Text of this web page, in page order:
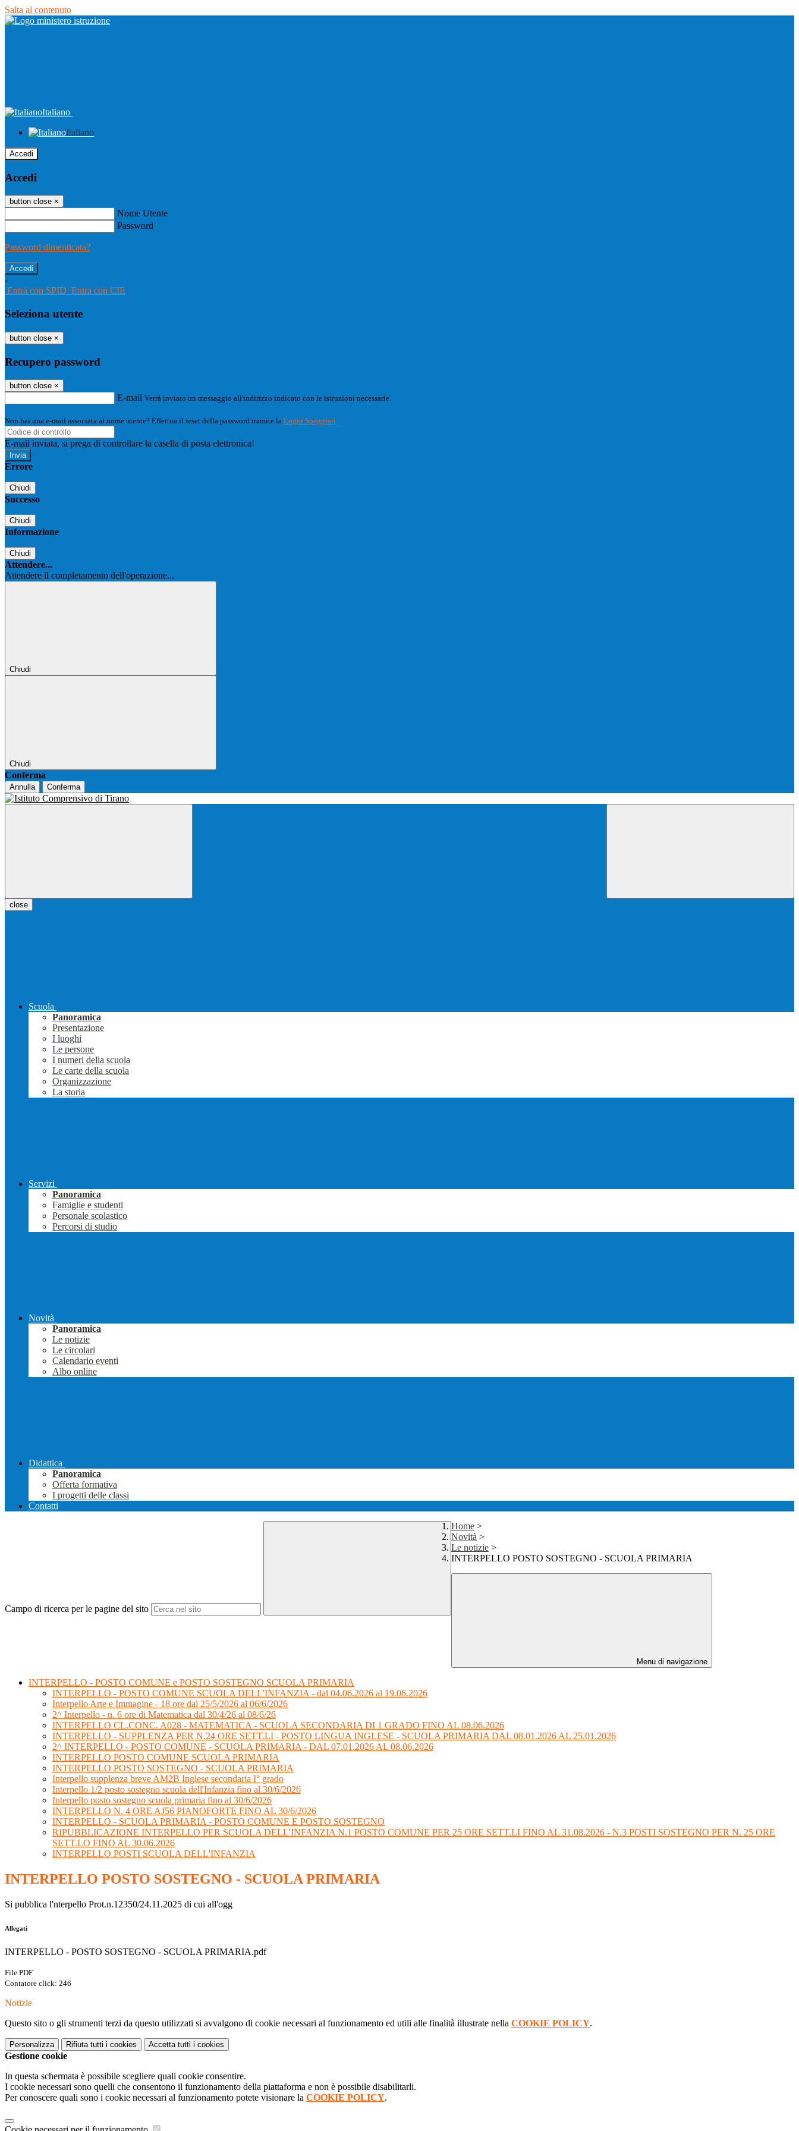
Salta al contenuto
Italiano
Italiano
Accedi
Accedi
button close ×
Nome Utente
Password
Password dimenticata?
-
Entra con SPID Entra con CIE
Seleziona utente
button close ×
Recupero password
button close ×
E-mail Verrà inviato un messaggio all'indirizzo indicato con le istruzioni necessarie.
Non hai una e-mail associata al nome utente? Effettua il reset della password tramite la Login Spaggiari
E-mail inviata, si prega di controllare la casella di posta elettronica!
Errore
Chiudi
Successo
Chiudi
Informazione
Chiudi
Attendere...
Attendere il completamento dell'operazione...
Chiudi
Chiudi
Conferma
Annulla Conferma
close
Scuola
Panoramica
Presentazione
I luoghi
Le persone
I numeri della scuola
Le carte della scuola
Organizzazione
La storia
Servizi
Panoramica
Famiglie e studenti
Personale scolastico
Percorsi di studio
Novità
Panoramica
Le notizie
Le circolari
Calendario eventi
Albo online
Didattica
Panoramica
Offerta formativa
I progetti delle classi
Contatti
Campo di ricerca per le pagine del sito
Home >
Novità >
Le notizie >
INTERPELLO POSTO SOSTEGNO - SCUOLA PRIMARIA
Menu di navigazione
INTERPELLO - POSTO COMUNE e POSTO SOSTEGNO SCUOLA PRIMARIA
INTERPELLO - POSTO COMUNE SCUOLA DELL'INFANZIA - dal 04.06.2026 al 19.06.2026
Interpello Arte e Immagine - 18 ore dal 25/5/2026 al 06/6/2026
2^ Interpello - n. 6 ore di Matematica dal 30/4/26 al 08/6/26
INTERPELLO CL.CONC. A028 - MATEMATICA - SCUOLA SECONDARIA DI 1 GRADO FINO AL 08.06.2026
INTERPELLO - SUPPLENZA PER N.24 ORE SETT.LI - POSTO LINGUA INGLESE - SCUOLA PRIMARIA DAL 08.01.2026 AL 25.01.2026
2^ INTERPELLO - POSTO COMUNE - SCUOLA PRIMARIA - DAL 07.01.2026 AL 08.06.2026
INTERPELLO POSTO COMUNE SCUOLA PRIMARIA
INTERPELLO POSTO SOSTEGNO - SCUOLA PRIMARIA
Interpello supplenza breve AM2B Inglese secondaria I° grado
Interpello 1/2 posto sostegno scuola dell'Infanzia fino al 30/6/2026
Interpello posto sostegno scuola primaria fino al 30/6/2026
INTERPELLO N. 4 ORE AJ56 PIANOFORTE FINO AL 30/6/2026
INTERPELLO - SCUOLA PRIMARIA - POSTO COMUNE E POSTO SOSTEGNO
RIPUBBLICAZIONE INTERPELLO PER SCUOLA DELL'INFANZIA N.1 POSTO COMUNE PER 25 ORE SETT.LI FINO AL 31.08.2026 - N.3 POSTI SOSTEGNO PER N. 25 ORE
SETT.LO FINO AL 30.06.2026
INTERPELLO POSTI SCUOLA DELL'INFANZIA
INTERPELLO POSTO SOSTEGNO - SCUOLA PRIMARIA
Si pubblica l'nterpello Prot.n.12350/24.11.2025 di cui all'ogg
Allegati
INTERPELLO - POSTO SOSTEGNO - SCUOLA PRIMARIA.pdf
File PDF
Contatore click: 246
Notizie
Questo sito o gli strumenti terzi da questo utilizzati si avvalgono di cookie necessari al funzionamento ed utili alle finalità illustrate nella COOKIE POLICY.
Personalizza Rifiuta tutti i cookies Accetta tutti i cookies
Gestione cookie
In questa schermata è possibile scegliere quali cookie consentire.
I cookie necessari sono quelli che consentono il funzionamento della piattaforma e non è possibile disabilitarli.
Per conoscere quali sono i cookie necessari al funzionamento potete visionare la COOKIE POLICY.